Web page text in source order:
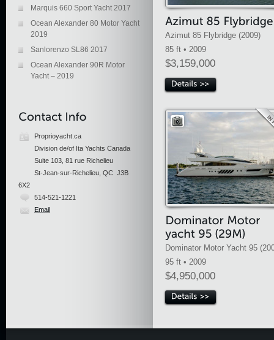
Marquis 660 Sport Yacht 2017
Ocean Alexander 80 Motor Yacht
2019
Sanlorenzo SL86 2017
Ocean Alexander 90R Motor
Yacht – 2019
Proprioyacht.ca
Division de/of Ita Yachts Canada
Suite 103, 81 rue Richelieu
St-Jean-sur-Richelieu, QC J3B
6X2
514-521-1221
Email
Azimut 85 Flybridge (2009)
85 ft • 2009
$3,159,000
Dominator Motor Yacht 95
95 ft • 2009
$4,950,000